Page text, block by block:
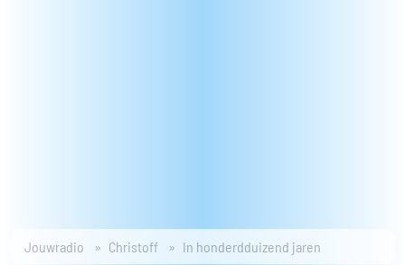
Jouwradio Christoff In honderdduizend jaren